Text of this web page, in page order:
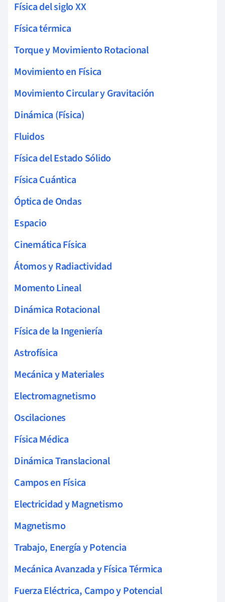
Física del siglo XX
Física térmica
Torque y Movimiento Rotacional
Movimiento en Física
Movimiento Circular y Gravitación
Dinámica (Física)
Fluidos
Física del Estado Sólido
Física Cuántica
Óptica de Ondas
Espacio
Cinemática Física
Átomos y Radiactividad
Momento Lineal
Dinámica Rotacional
Física de la Ingeniería
Astrofísica
Mecánica y Materiales
Electromagnetismo
Oscilaciones
Física Médica
Dinámica Translacional
Campos en Física
Electricidad y Magnetismo
Magnetismo
Trabajo, Energía y Potencia
Mecánica Avanzada y Física Térmica
Fuerza Eléctrica, Campo y Potencial